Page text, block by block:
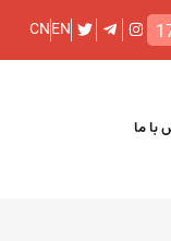
EN
CN
با ما